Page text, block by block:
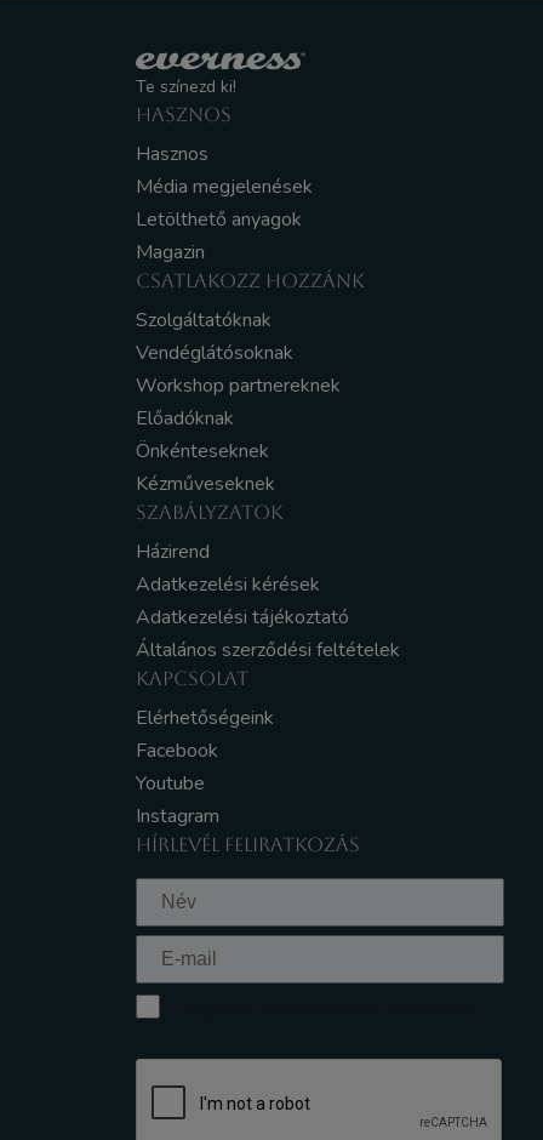
Te színezd ki!
HASZNOS
Hasznos
Média megjelenések
Letölthető anyagok
Magazin
CSATLAKOZZ HOZZÁNK
Szolgáltatóknak
Vendéglátósoknak
Workshop partnereknek
Előadóknak
Önkénteseknek
Kézműveseknek
SZABÁLYZATOK
Házirend
Adatkezelési kérések
Adatkezelési tájékoztató
Általános szerződési feltételek
KAPCSOLAT
Elérhetőségeink
Facebook
Youtube
Instagram
HÍRLEVÉL FELIRATKOZÁS